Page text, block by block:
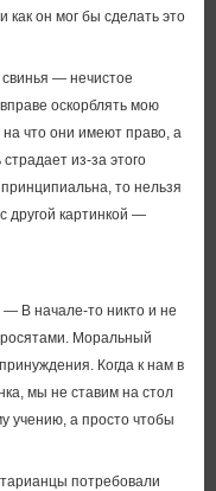
как он мог бы сделать это
— нечистое
оскорблять мою
что они имеют право, а
из-за этого
то нельзя
другой картинкой —
В начале-то никто и не
Моральный
Когда к нам в
мы не ставим на стол
учению, а просто чтобы
потребовали